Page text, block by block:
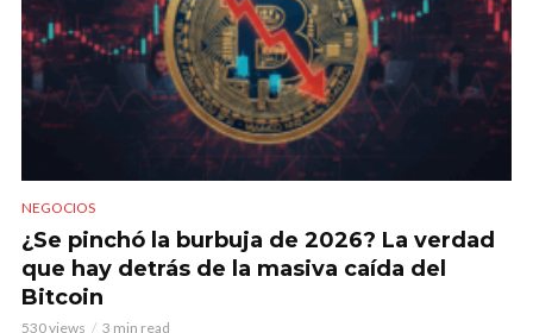
NEGOCIOS
¿Se pinchó la burbuja de 2026? La verdad
que hay detrás de la masiva caída del
Bitcoin
530 views 3 min read